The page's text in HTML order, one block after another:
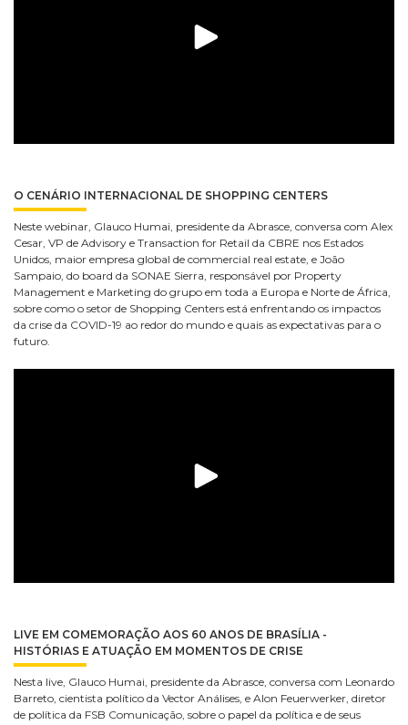
O CENÁRIO INTERNACIONAL DE SHOPPING CENTERS
Neste webinar, Glauco Humai, presidente da Abrasce, conversa com Alex
Cesar, VP de Advisory e Transaction for Retail da CBRE nos Estados
Unidos, maior empresa global de commercial real estate, e João
Sampaio, do board da SONAE Sierra, responsável por Property
Management e Marketing do grupo em toda a Europa e Norte de África,
sobre como o setor de Shopping Centers está enfrentando os impactos
da crise da COVID-19 ao redor do mundo e quais as expectativas para o
futuro.
LIVE EM COMEMORAÇÃO AOS 60 ANOS DE BRASÍLIA -
HISTÓRIAS E ATUAÇÃO EM MOMENTOS DE CRISE
Nesta live, Glauco Humai, presidente da Abrasce, conversa com Leonardo
Barreto, cientista político da Vector Análises, e Alon Feuerwerker, diretor
de política da FSB Comunicação, sobre o papel da política e de seus